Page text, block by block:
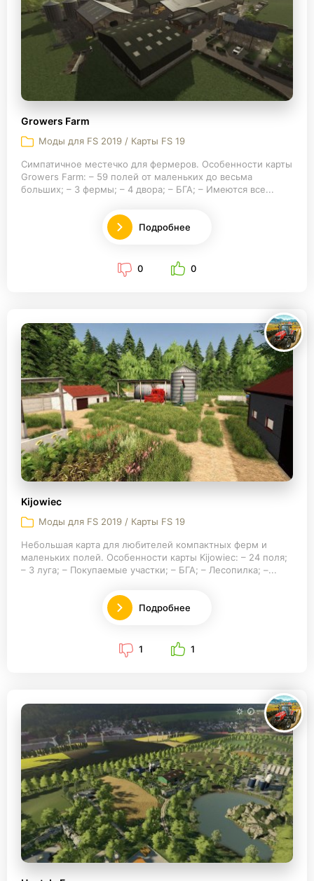
Growers Farm
Моды для FS 2019 / Карты FS 19
Симпатичное местечко для фермеров. Особенности карты
Growers Farm: – 59 полей от маленьких до весьма
больших; – 3 фермы; – 4 двора; – БГА; – Имеются все...
Подробнее
0 0
Kijowiec
Моды для FS 2019 / Карты FS 19
Небольшая карта для любителей компактных ферм и
маленьких полей. Особенности карты Kijowiec: – 24 поля;
– 3 луга; – Покупаемые участки; – БГА; – Лесопилка; –...
Подробнее
1 1